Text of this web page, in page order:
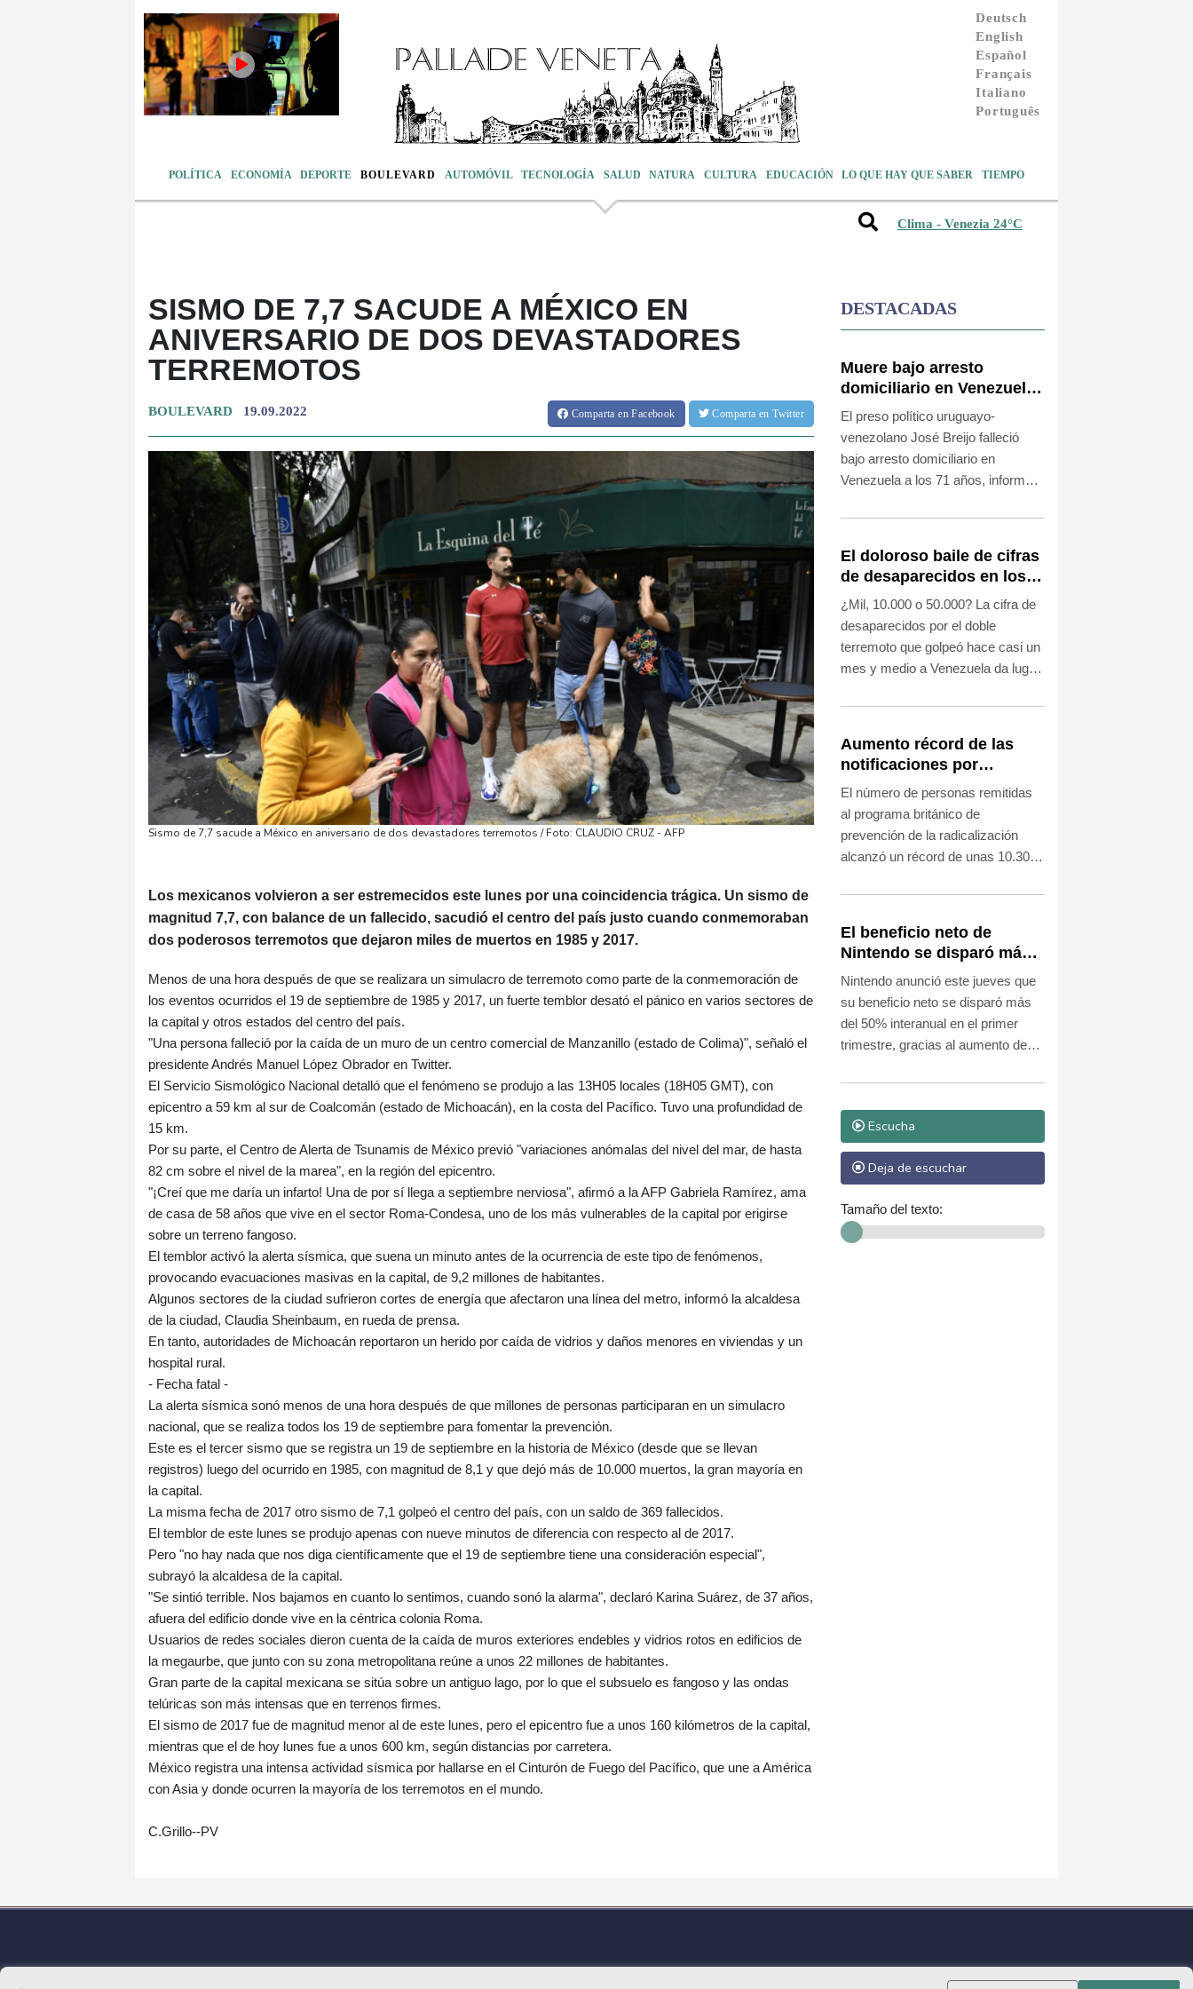
Deutsch
English
Español
Français
Italiano
Português
POLÍTICA ECONOMÍA DEPORTE BOULEVARD AUTOMÓVIL TECNOLOGÍA SALUD NATURA CULTURA EDUCACIÓN LO QUE HAY QUE SABER TIEMPO
Clima - Venezia 24°C
SISMO DE 7,7 SACUDE A MÉXICO EN
ANIVERSARIO DE DOS DEVASTADORES
TERREMOTOS
BOULEVARD 19.09.2022 Compartaen Facebook Comparta en Twitter
Sismo de 7,7 sacude a México en aniversario de dos devastadores terremotos / Foto: CLAUDIO CRUZ - AFP
Los mexicanos volvieron a ser estremecidos este lunes por una coincidencia trágica. Un sismo de
magnitud 7,7, con balance de un fallecido, sacudió el centro del país justo cuando conmemoraban
dos poderosos terremotos que dejaron miles de muertos en 1985 y 2017.
Menos de una hora después de que se realizara un simulacro de terremoto como parte de la conmemoración de
los eventos ocurridos el 19 de septiembre de 1985 y 2017, un fuerte temblor desató el pánico en varios sectores de
la capital y otros estados del centro del país.
"Una persona falleció por la caída de un muro de un centro comercial de Manzanillo (estado de Colima)", señaló el
presidente Andrés Manuel López Obrador en Twitter.
El Servicio Sismológico Nacional detalló que el fenómeno se produjo a las 13H05 locales (18H05 GMT), con
epicentro a 59 km al sur de Coalcomán (estado de Michoacán), en la costa del Pacífico. Tuvo una profundidad de
15 km.
Por su parte, el Centro de Alerta de Tsunamis de México previó "variaciones anómalas del nivel del mar, de hasta
82 cm sobre el nivel de la marea", en la región del epicentro.
"¡Creí que me daría un infarto! Una de por sí llega a septiembre nerviosa", afirmó a la AFP Gabriela Ramírez, ama
de casa de 58 años que vive en el sector Roma-Condesa, uno de los más vulnerables de la capital por erigirse
sobre un terreno fangoso.
El temblor activó la alerta sísmica, que suena un minuto antes de la ocurrencia de este tipo de fenómenos,
provocando evacuaciones masivas en la capital, de 9,2 millones de habitantes.
Algunos sectores de la ciudad sufrieron cortes de energía que afectaron una línea del metro, informó la alcaldesa
de la ciudad, Claudia Sheinbaum, en rueda de prensa.
En tanto, autoridades de Michoacán reportaron un herido por caída de vidrios y daños menores en viviendas y un
hospital rural.
- Fecha fatal -
La alerta sísmica sonó menos de una hora después de que millones de personas participaran en un simulacro
nacional, que se realiza todos los 19 de septiembre para fomentar la prevención.
Este es el tercer sismo que se registra un 19 de septiembre en la historia de México (desde que se llevan
registros) luego del ocurrido en 1985, con magnitud de 8,1 y que dejó más de 10.000 muertos, la gran mayoría en
la capital.
La misma fecha de 2017 otro sismo de 7,1 golpeó el centro del país, con un saldo de 369 fallecidos.
El temblor de este lunes se produjo apenas con nueve minutos de diferencia con respecto al de 2017.
Pero "no hay nada que nos diga científicamente que el 19 de septiembre tiene una consideración especial",
subrayó la alcaldesa de la capital.
"Se sintió terrible. Nos bajamos en cuanto lo sentimos, cuando sonó la alarma", declaró Karina Suárez, de 37 años,
afuera del edificio donde vive en la céntrica colonia Roma.
Usuarios de redes sociales dieron cuenta de la caída de muros exteriores endebles y vidrios rotos en edificios de
la megaurbe, que junto con su zona metropolitana reúne a unos 22 millones de habitantes.
Gran parte de la capital mexicana se sitúa sobre un antiguo lago, por lo que el subsuelo es fangoso y las ondas
telúricas son más intensas que en terrenos firmes.
El sismo de 2017 fue de magnitud menor al de este lunes, pero el epicentro fue a unos 160 kilómetros de la capital,
mientras que el de hoy lunes fue a unos 600 km, según distancias por carretera.
México registra una intensa actividad sísmica por hallarse en el Cinturón de Fuego del Pacífico, que une a América
con Asia y donde ocurren la mayoría de los terremotos en el mundo.
C.Grillo--PV
DESTACADAS
Muere bajo arresto
domiciliario en Venezuela
un preso político de
origen uruguayo
El preso político uruguayo-
venezolano José Breijo falleció
bajo arresto domiciliario en
Venezuela a los 71 años, informó
después de que su caso se hiciera
encontró su casa invadida por el
policía que lo detuvo.
El doloroso baile de cifras
de desaparecidos en los
sismos en Venezuela
¿Mil, 10.000 o 50.000? La cifra de
desaparecidos por el doble
terremoto que golpeó hace casi un
mes y medio a Venezuela da lugar
autoridades no se esfuerzan por
Aumento récord de las
notificaciones por
radicalización en Reino
Unido
El número de personas remitidas
al programa británico de
prevención de la radicalización
alcanzó un récord de unas 10.300
septiembre de 2025, con fuerte
relacionadas con la extrema
derecha, según un informe anual
publicado este jueves.
El beneficio neto de
Nintendo se disparó más
del 50% en el primer
trimestre
Nintendo anunció este jueves que
su beneficio neto se disparó más
del 50% interanual en el primer
trimestre, gracias al aumento de
ingresos extraordinarios
relacionados con las devoluciones
de aranceles de Estados Unidos.
Escucha
Deja de escuchar
Tamaño del texto: